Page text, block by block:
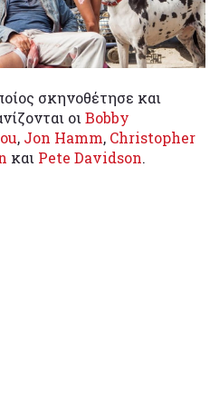
σκηνοθέτησε και
οι Bobby
, Jon Hamm, Christopher
και Pete Davidson.